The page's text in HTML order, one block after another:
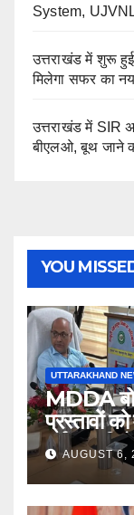
System,
उत्तराखंड में शुरू हुई
मिलेगा सफर का
उत्तराखंड में SIR
बीएलओ, बूथ जाने
YOU
UTTARAKHAND
MDDA
प्रस्तावों
पर्यटन
AUGUST 6,